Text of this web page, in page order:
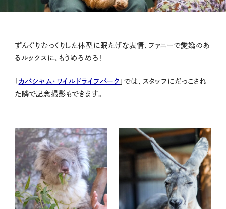
ずんぐりむっくりした体型に眠たげな表情、ファニーで愛嬌のあ
るルックスに、もうめろめろ！
カバシャム・ワイルドライフパーク 」では、スタッフにだっこされ
た隣で記念撮影もできます。